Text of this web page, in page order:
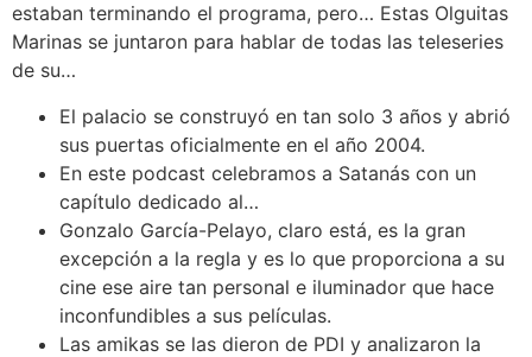
estaban terminando el programa, pero… Estas Olguitas
Marinas se juntaron para hablar de todas las teleseries
de su…
El palacio se construyó en tan solo 3 años y abrió
sus puertas oficialmente en el año 2004.
En este podcast celebramos a Satanás con un
capítulo dedicado al…
Gonzalo García-Pelayo, claro está, es la gran
excepción a la regla y es lo que proporciona a su
cine ese aire tan personal e iluminador que hace
inconfundibles a sus películas.
Las amikas se las dieron de PDI y analizaron la